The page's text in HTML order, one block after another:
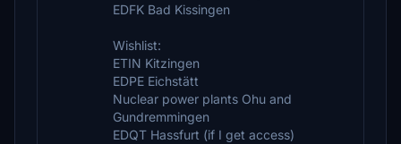
EDFK Bad Kissingen
Wishlist:
ETIN Kitzingen
EDPE Eichstätt
Nuclear power plants Ohu and
Gundremmingen
EDQT Hassfurt (if I get access)